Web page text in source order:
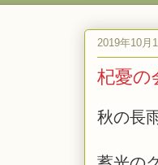
2019年10月
杞憂の
秋の長